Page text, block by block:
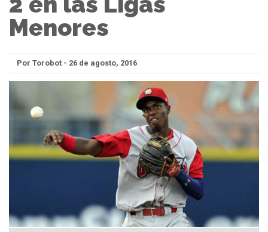
Menores
Por Torobot - 26 de agosto, 2016